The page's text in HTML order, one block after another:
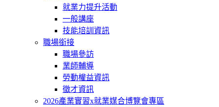
就業力提升活動
一般講座
技能培訓資訊
職場銜接
職場參訪
業師輔導
勞動權益資訊
徵才資訊
2026產業實習x就業媒合博覽會專區